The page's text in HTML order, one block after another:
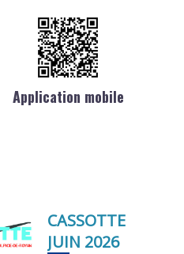
Application mobile
CASSOTTE
JUIN 2026